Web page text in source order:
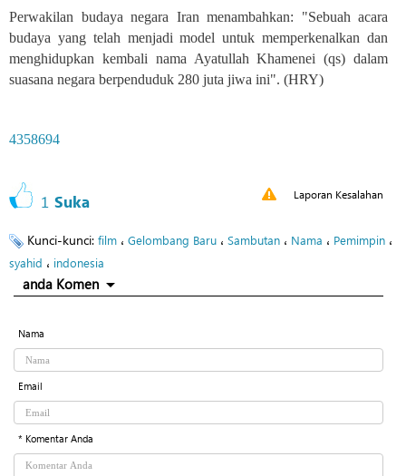
Perwakilan budaya negara Iran menambahkan: "Sebuah acara
budaya yang telah menjadi model untuk memperkenalkan dan
menghidupkan kembali nama Ayatullah Khamenei (qs) dalam
suasana negara berpenduduk 280 juta jiwa ini". (HRY)
4358694
1 Suka Laporan Kesalahan
Kunci-kunci: film ، Gelombang Baru ، Sambutan ، Nama ، Pemimpin ،
syahid ، indonesia
anda Komen
Nama
Email
* Komentar Anda